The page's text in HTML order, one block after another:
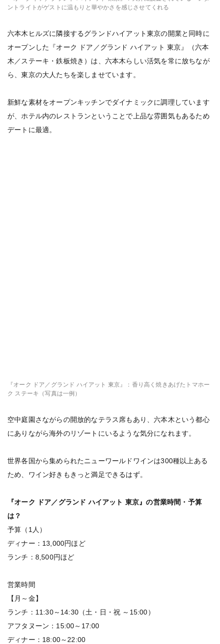
ントライトがゲストに温もりと華やかさを感じさせてくれる
六本木ヒルズに隣接するグランドハイアット東京の開業と同時に
オープンした『オーク ドア／グランド ハイアット 東京』（六本
木／ステーキ・鉄板焼き）は、六本木らしい活気を常に放ちなが
ら、東京の大人たちを楽しませています。
新鮮な素材をオープンキッチンでダイナミックに調理しています
が、ホテル内のレストランということで上品な雰囲気もあるため
デートに最適。
『オーク ドア／グランド ハイアット 東京』：香り高く焼きあげたトマホー
ク ステーキ（写真は一例）
空中庭園さながらの開放的なテラス席もあり、六本木という都心
にありながら海外のリゾートにいるような気分になれます。
世界各国から集められたニューワールドワインは300種以上ある
ため、ワイン好きもきっと満足できるはず。
『オーク ドア／グランド ハイアット 東京』の営業時間・予算
は？
予算（1人）
ディナー：13,000円ほど
ランチ：8,500円ほど
営業時間
【月～金】
ランチ：11:30～14:30（土・日・祝 ～15:00）
アフタヌーン：15:00～17:00
ディナー：18:00～22:00